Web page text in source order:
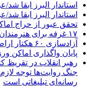
استاندار البرز ابقا
استاندار البرز ابقا
تحقق عبور از حراج
۱۷ غرفه برای هنرمندان البرزی
آزادسازی ۶۰ هکتار اراضی زراعی از چنگ ویلاسازان
پایان واگذاری
رهبر انقلاب در تقریظ
جنگ روایت‌ها توجه لازم
رسانه‌ای تبلیغاتی است